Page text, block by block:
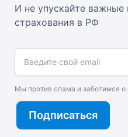
И не упускайте важные
страхования в РФ
Введите свой email
Подписаться
Мы против спама и заботимся о